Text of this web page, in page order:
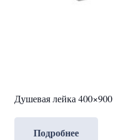
Душевая лейка 400×900
Подробнее